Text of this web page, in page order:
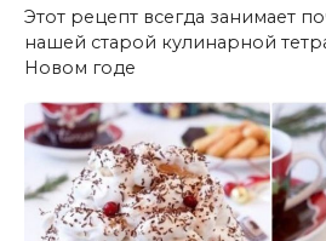
Этот рецепт всегда занимает
нашей старой кулинарной
Новом годе